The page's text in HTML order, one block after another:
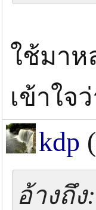
ใช้มา
เข้าใจ
kdp (
อ้างถึง